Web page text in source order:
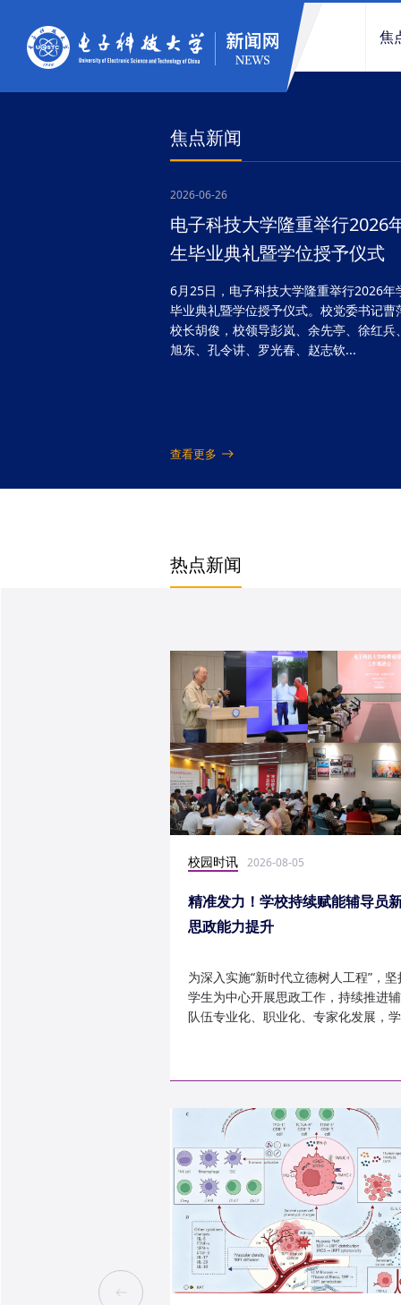
焦
焦点新闻
2026-06-26
电子科技大学隆重举行2026
生毕业典礼暨学位授予仪式
6月25日，电子科技大学隆重举行2026年
毕业典礼暨学位授予仪式。校党委书记曹
校长胡俊，校领导彭岚、余先亭、徐红兵
旭东、孔令讲、罗光春、赵志钦...
查看更多
热点新闻
校园时讯 2026-08-05
精准发力！学校持续赋能辅导员
思政能力提升
为深入实施“新时代立德树人工程”，
学生为中心开展思政工作，持续推进
队伍专业化、职业化、专家化发展，